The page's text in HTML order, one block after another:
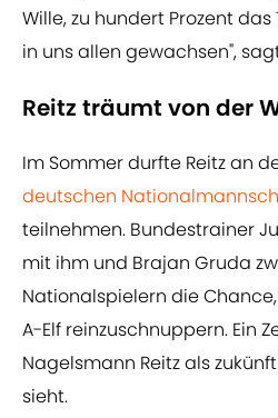
Wille, zu hundert Prozent
in uns allen gewachsen",
Reitz träumt von der
Im Sommer durfte Reitz an
deutschen
teilnehmen. Bundestrainer
mit ihm und Brajan Gruda
Nationalspielern die
A-Elf reinzuschnuppern. Ein
Nagelsmann Reitz als
sieht.